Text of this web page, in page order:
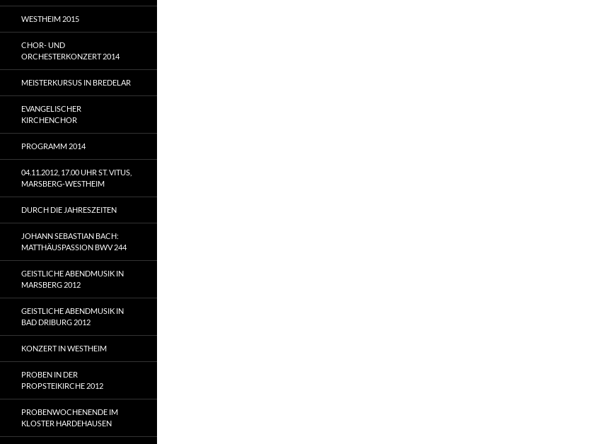
WESTHEIM 2015
CHOR- UND
ORCHESTERKONZERT 2014
MEISTERKURSUS IN BREDELAR
EVANGELISCHER
KIRCHENCHOR
PROGRAMM 2014
04.11.2012, 17.00 UHR ST. VITUS,
MARSBERG-WESTHEIM
DURCH DIE JAHRESZEITEN
JOHANN SEBASTIAN BACH:
MATTHÄUSPASSION BWV 244
GEISTLICHE ABENDMUSIK IN
MARSBERG 2012
GEISTLICHE ABENDMUSIK IN
BAD DRIBURG 2012
KONZERT IN WESTHEIM
PROBEN IN DER
PROPSTEIKIRCHE 2012
PROBENWOCHENENDE IM
KLOSTER HARDEHAUSEN